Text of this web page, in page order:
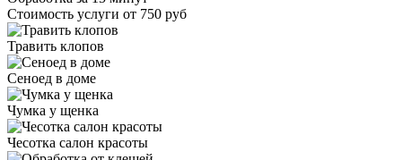
Стоимость услуги от 750 руб
Травить клопов
Сеноед в доме
Чумка у щенка
Чесотка салон красоты